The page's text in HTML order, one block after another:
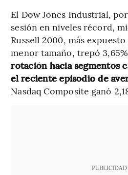
El Dow Jones Industrial,
sesión en niveles récord,
Russell 2000, más expuesto
menor tamaño, trepó
rotación hacia segmentos
el reciente episodio de
Nasdaq Composite ganó
PUBLICIDAD